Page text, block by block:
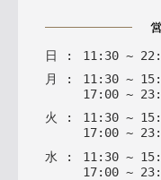
日 : 11 : 30 ~ 22 :
月
: 11: 30 ~ 15:
17: 00 ~ 23:
火
: 11: 30 ~ 15:
17: 00 ~ 23:
水 : 11 : 30 ~ 15:
17: 00 ~ 23: